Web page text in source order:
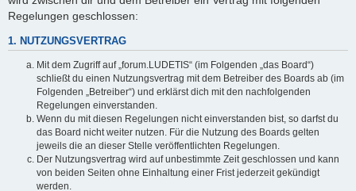
Regelungen geschlossen:
1. NUTZUNGSVERTRAG
Mit dem Zugriff auf „forum.LUDETIS“ (im Folgenden „das Board“)
schließt du einen Nutzungsvertrag mit dem Betreiber des Boards ab (im
Folgenden „Betreiber“) und erklärst dich mit den nachfolgenden
Regelungen einverstanden.
Wenn du mit diesen Regelungen nicht einverstanden bist, so darfst du
das Board nicht weiter nutzen. Für die Nutzung des Boards gelten
jeweils die an dieser Stelle veröffentlichten Regelungen.
Der Nutzungsvertrag wird auf unbestimmte Zeit geschlossen und kann
von beiden Seiten ohne Einhaltung einer Frist jederzeit gekündigt
werden.